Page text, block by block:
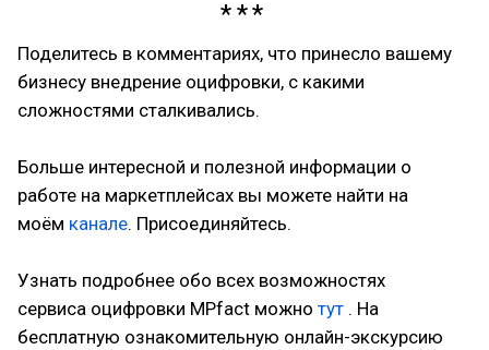
Поделитесь в комментариях, что принесло вашему
бизнесу внедрение оцифровки, с какими
сложностями сталкивались.
Больше интересной и полезной информации о
работе на маркетплейсах вы можете найти на
моём канале. Присоединяйтесь.
Узнать подробнее обо всех возможностях
сервиса оцифровки MPfact можно тут . На
бесплатную ознакомительную онлайн-экскурсию